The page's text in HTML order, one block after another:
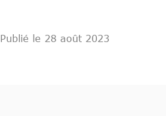
Publié le 28 août 2023